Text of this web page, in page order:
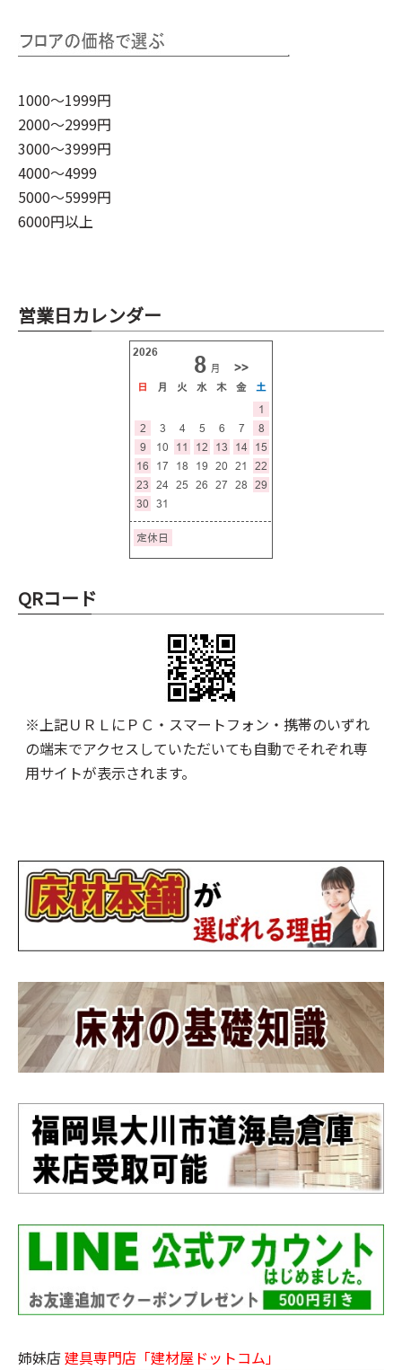
1000～1999円
2000～2999円
3000～3999円
4000～4999
5000～5999円
6000円以上
営業日カレンダー
QRコード
※上記ＵＲＬにＰＣ・スマートフォン・携帯のいずれ
の端末でアクセスしていただいても自動でそれぞれ専
用サイトが表示されます。
姉妹店 建具専門店「建材屋ドットコム」